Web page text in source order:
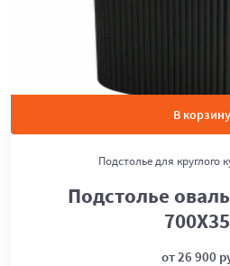
В корзину
Подстолье для круглого
Подстолье
от 26 900